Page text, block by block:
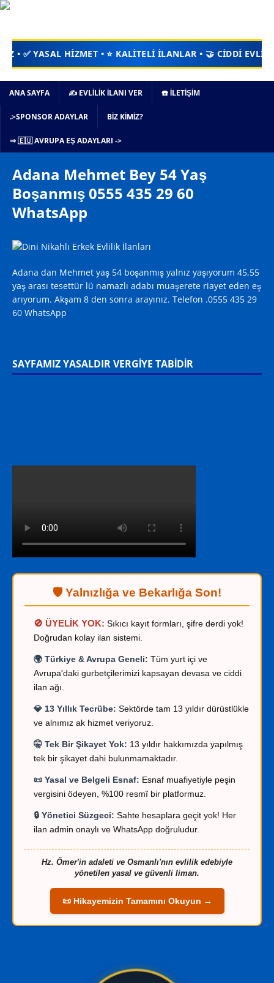
HİZMET • ⭐ KALİTELİ İLANLAR • 🤝 CİDDİ EVLİLİKLER •
ANA SAYFA ✍️ EVLİLİK İLANI VER ☎️ İLETİŞİM
.>SPONSOR ADAYLAR BIZ KIMIZ?
⇒ 🇪🇺 AVRUPA EŞ ADAYLARI ->
Adana Mehmet Bey 54 Yaş
Boşanmış 0555 435 29 60
WhatsApp
Adana dan Mehmet yaş 54 boşanmış yalnız yaşıyorum 45,55
yaş arası tesettür lü namazlı adabı muaşerete riayet eden eş
arıyorum. Akşam 8 den sonra arayınız. Telefon .0555 435 29
60 WhatsApp
SAYFAMIZ YASALDIR VERGİYE TABİDİR
🛡️ Yalnızlığa ve Bekarlığa Son!
🚫 ÜYELİK YOK: Sıkıcı kayıt formları, şifre derdi yok!
Doğrudan kolay ilan sistemi.
🌍 Türkiye & Avrupa Geneli: Tüm yurt içi ve
Avrupa'daki gurbetçilerimizi kapsayan devasa ve ciddi
ilan ağı.
💎 13 Yıllık Tecrübe: Sektörde tam 13 yıldır dürüstlükle
ve alnımız ak hizmet veriyoruz.
🤫 Tek Bir Şikayet Yok: 13 yıldır hakkımızda yapılmış
tek bir şikayet dahi bulunmamaktadır.
📜 Yasal ve Belgeli Esnaf: Esnaf muafiyetiyle peşin
vergisini ödeyen, %100 resmî bir platformuz.
🔒 Yönetici Süzgeci: Sahte hesaplara geçit yok! Her
ilan admin onaylı ve WhatsApp doğruludur.
Hz. Ömer'in adaleti ve Osmanlı'nın evlilik edebiyle
yönetilen yasal ve güvenli liman.
📜 Hikayemizin Tamamını Okuyun →